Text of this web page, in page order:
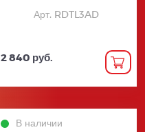
Арт. RDTL3AD
2 840 руб.
В наличии